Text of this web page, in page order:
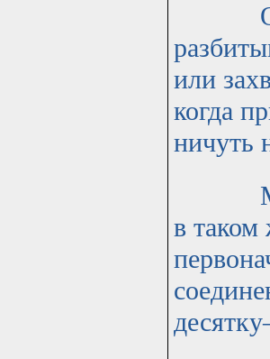
или
когда
ничуть
в таком